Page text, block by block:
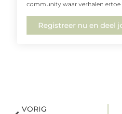
community waar verhalen ertoe
Registreer nu en deel
VORIG